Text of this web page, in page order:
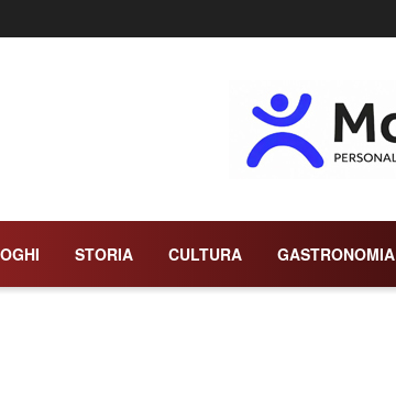
STORIA CULTURA GASTRONOMIA